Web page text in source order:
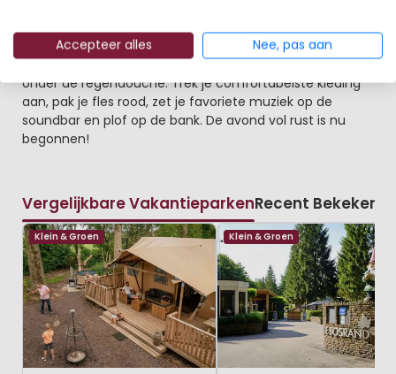
tuinen van Paleis Het Loo. Weer toe aan ontspanning?
Ontdek de traditionele sauna in je villa en stap daarna
onder de regendouche. Trek je comfortabelste kleding
aan, pak je fles rood, zet je favoriete muziek op de
soundbar en plof op de bank. De avond vol rust is nu
begonnen!
Vergelijkbare VakantieparkenRecent Bekeken
Klein & Groen Klein & Groen
Accepteer alles Nee, pas aan